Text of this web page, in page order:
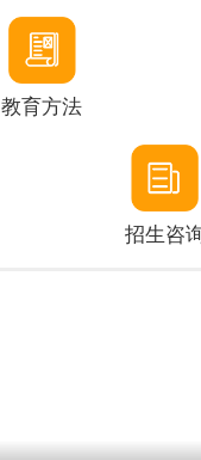
教育方法
招生咨